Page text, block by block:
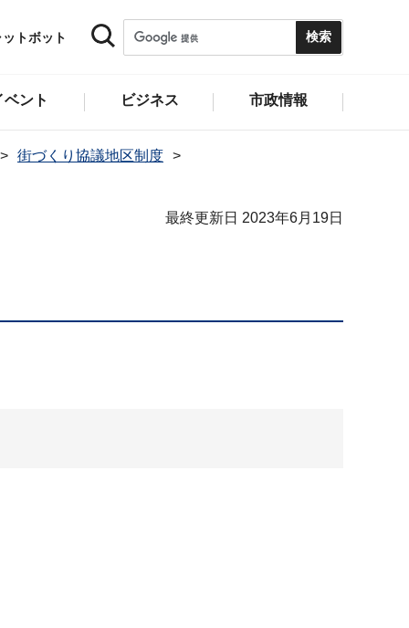
トボット
ント ビジネス 市政情報
街づくり協議地区制度
最終更新日 2023年6月19日